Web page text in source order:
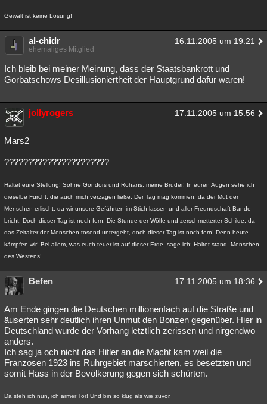
Gewalt ist keine Lösung!
al-chidr 16.11.2005 um 19:21
ehemaliges Mitglied
Ich bleib bei meiner Meinung, dass der Staatsbankrott und
Gorbatschows Desillusioniertheit der Hauptgrund dafür waren!
jollyrogers 17.11.2005 um 15:56
Mars2
??????????????????????
Haltet eure Stellung! Söhne Gondors und Rohans, meine Brüder! In euren Augen sehe ich
dieselbe Furcht, die auch mich verzagen ließe. Der Tag mag kommen, da der Mut der
Menschen erlischt, da wir unsere Gefährten im Stich lassen und aller Freundschaft Bande
bricht. Doch dieser Tag ist noch fern. Die Stunde der Wölfe und zerschmetterter Schilde, da
das Zeitalter der Menschen tosend untergeht, doch dieser Tag ist noch fern! Denn heute
kämpfen wir! Bei allem, was euch teuer ist auf dieser Erde, sage ich: Haltet stand, Menschen
des Westens!
Befen 17.11.2005 um 18:36
Am Ende gingen die Deutschen millionenfach auf die Straße und
äuserten sehr deutlich ihren Unmut den Bonzen gegenüber. Hier in
Deutschland wurde der Vorhang letztlich zerissen und nirgendwo
anders.
Ich sag ja och nicht das Hitler an die Macht kam weil die
Franzosen 1923 ins Ruhrgebiet marschierten, es besetzten und
somit Hass in der Bevölkerung gegen sich schürten.
Da steh ich nun, ich armer Tor! Und bin so klug als wie zuvor.